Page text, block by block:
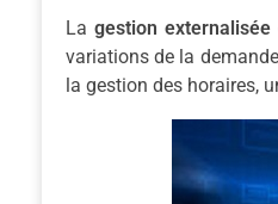
La gestion externalisée
variations de la
la gestion des horaires,